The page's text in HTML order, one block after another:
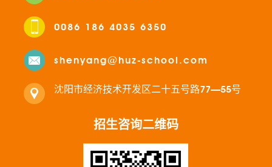
0086 186 4035 6350
shenyang@huz-school.com
沈阳市经济技术开发区二十五号路77—55号
招生咨询二维码